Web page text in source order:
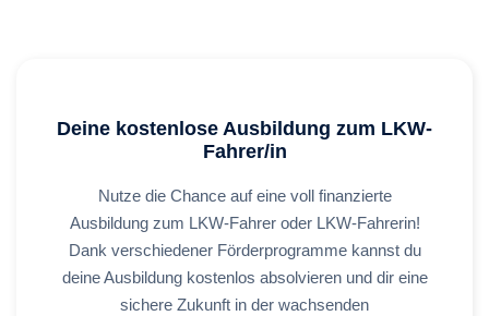
Deine kostenlose Ausbildung zum LKW-
Fahrer/in
Nutze die Chance auf eine voll finanzierte
Ausbildung zum LKW-Fahrer oder LKW-Fahrerin!
Dank verschiedener Förderprogramme kannst du
deine Ausbildung kostenlos absolvieren und dir eine
sichere Zukunft in der wachsenden